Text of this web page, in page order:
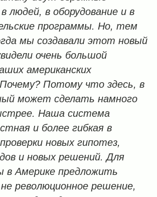
людей, в оборудование и в
программы. Но, тем
мы создавали этот новый
очень большой
американских
Потому что здесь, в
может сделать намного
Наша система
и более гибкая в
новых гипотез,
и новых решений. Для
в Америке предложить
революционное решение,